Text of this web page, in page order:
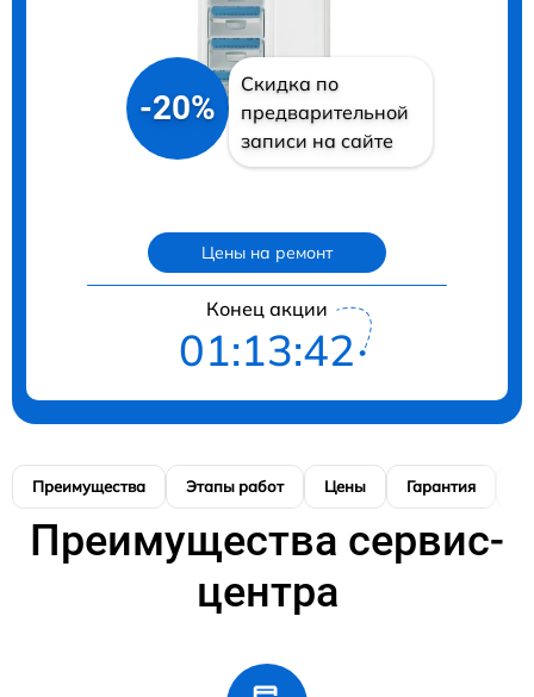
-20%
Скидка по
предварительной
записи на сайте
Цены на ремонт
Конец акции
01:13:41
Преимущества Этапы работ Цены Гарантия
Преимущества сервис-
центра